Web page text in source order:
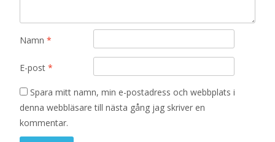
Namn *
E-post *
Spara mitt namn, min e-postadress och webbplats i
denna webbläsare till nästa gång jag skriver en
kommentar.